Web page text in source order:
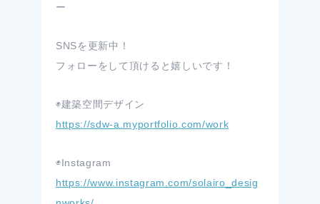
ー
SNSを更新中！
フォローをして頂けると嬉しいです！
◉建築空間デザイン
https://sdw-a.myportfolio.com/work
◉Instagram
https://www.instagram.com/solairo_desig